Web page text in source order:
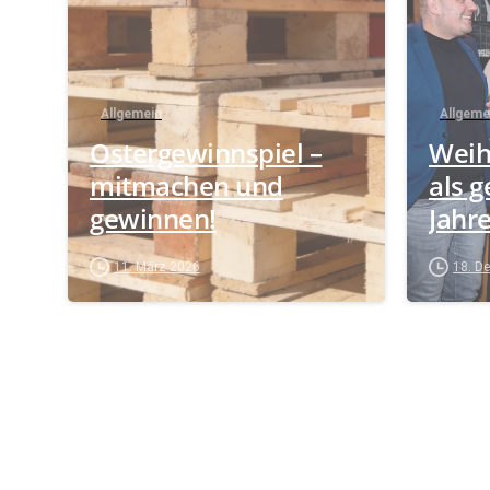
Allgemein
Ostergewinnspiel –
mitmachen und
gewinnen!
11. März 2026
als
18.